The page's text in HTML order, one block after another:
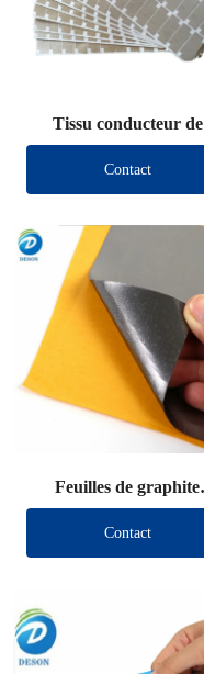
Tissu conducteur de
blindage découpé
Contact
Feuilles de graphite
découpées
Contact